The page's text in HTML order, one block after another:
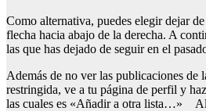
Como alternativa, puedes elegir dejar
flecha hacia abajo de la derecha. A
las que has dejado de seguir en el
Además de no ver las publicaciones de
restringida, ve a tu página de perfil y
las cuales es «Añadir a otra lista…»